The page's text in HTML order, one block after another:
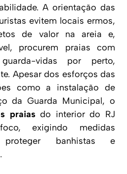
A orientação das
evitem locais ermos,
de valor na areia e,
procurem praias com
vidas por perto,
Apesar dos esforços das
como a instalação de
da Guarda Municipal, o
praias do interior do RJ
exigindo medidas
banhistas e